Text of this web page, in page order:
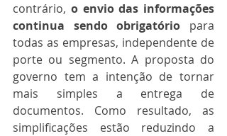
contrário, o envio das informações
continua sendo obrigatório para
todas as empresas, independente de
porte ou segmento. A proposta do
governo tem a intenção de tornar
mais simples a entrega de
documentos. Como resultado, as
simplificações estão reduzindo a